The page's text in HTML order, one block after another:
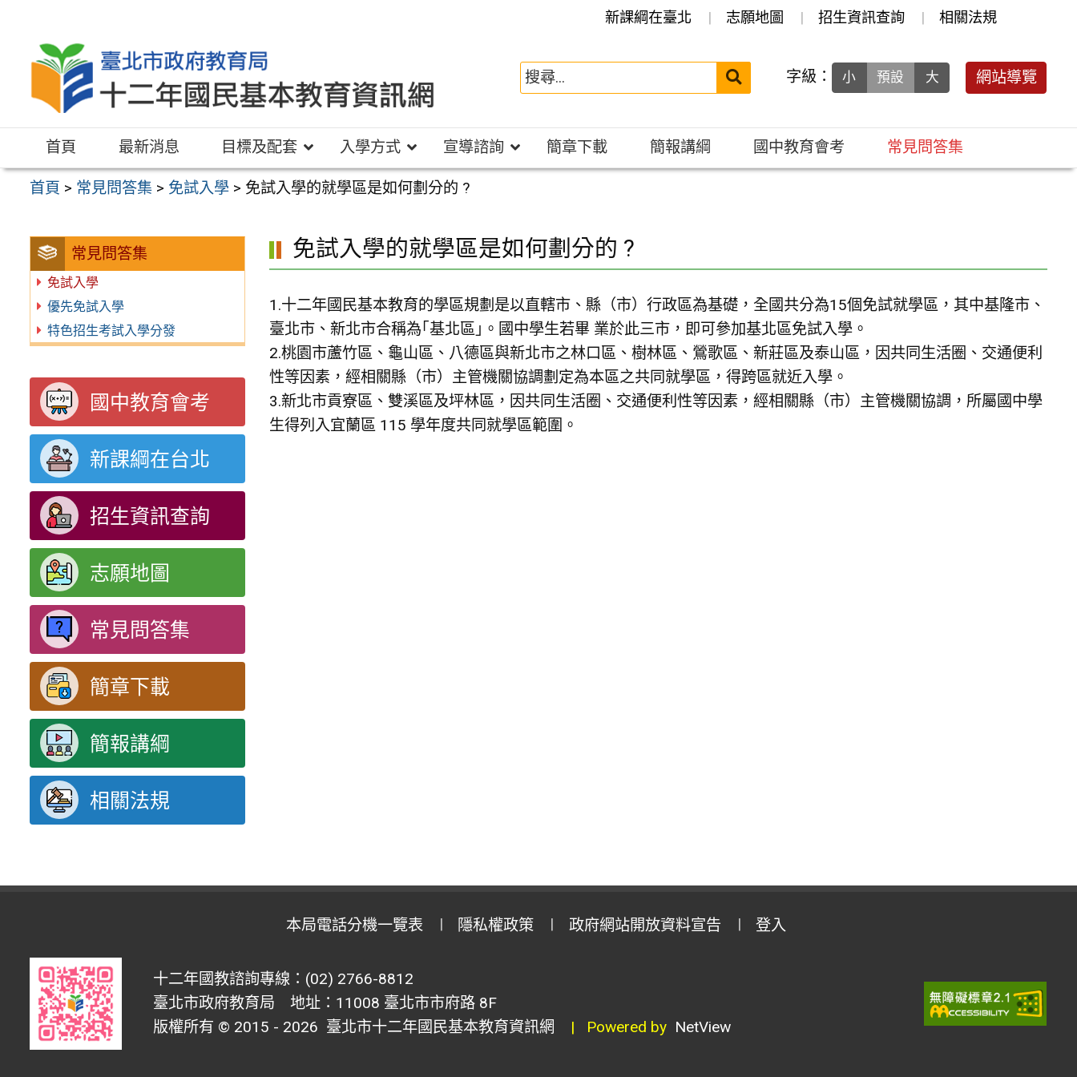
容
新課綱在臺北 志願地圖 招生資訊查詢 相關法規
送出 字級： 小 預設 大 網站導覽
首頁 最新消息 目標及配套 入學方式 宣導諮詢 簡章下載 簡報講綱 國中教育會考 常見問答集
首頁 > 常見問答集 > 免試入學 > 免試入學的就學區是如何劃分的 ?
常見問答集
免試入學
優先免試入學
特色招生考試入學分發
國中教育會考
新課綱在台北
招生資訊查詢
志願地圖
常見問答集
簡章下載
簡報講綱
相關法規
免試入學的就學區是如何劃分的 ?
1.十二年國民基本教育的學區規劃是以直轄市、縣（市）行政區為基礎，全國共分為15個免試就學區，其中基隆市、
臺北市、新北市合稱為｢基北區｣。國中學生若畢 業於此三市，即可參加基北區免試入學。
2.桃園市蘆竹區、龜山區、八德區與新北市之林口區、樹林區、鶯歌區、新莊區及泰山區，因共同生活圈、交通便利
性等因素，經相關縣（市）主管機關協調劃定為本區之共同就學區，得跨區就近入學。
3.新北市貢寮區、雙溪區及坪林區，因共同生活圈、交通便利性等因素，經相關縣（市）主管機關協調，所屬國中學
生得列入宜蘭區 115 學年度共同就學區範圍。
本局電話分機一覽表 隱私權政策 政府網站開放資料宣告 登入
十二年國教諮詢專線：(02) 2766-8812
臺北市政府教育局 地址：11008 臺北市市府路 8F
版權所有 © 2015 - 2026 臺北市十二年國民基本教育資訊網 | Powered by NetView